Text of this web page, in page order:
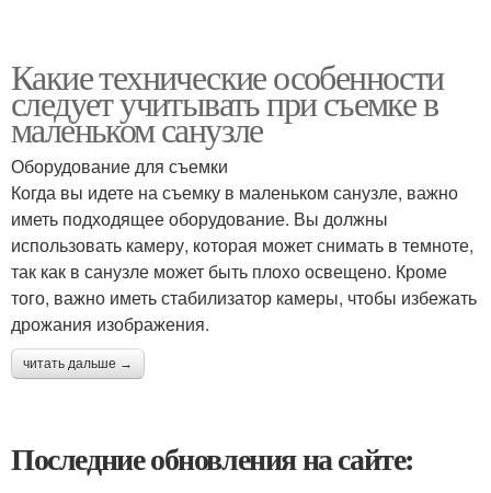
Какие технические особенности
следует учитывать при съемке в
маленьком санузле
Оборудование для съемки
Когда вы идете на съемку в маленьком санузле, важно
иметь подходящее оборудование. Вы должны
использовать камеру, которая может снимать в темноте,
так как в санузле может быть плохо освещено. Кроме
того, важно иметь стабилизатор камеры, чтобы избежать
дрожания изображения.
читать дальше →
Последние обновления на сайте: